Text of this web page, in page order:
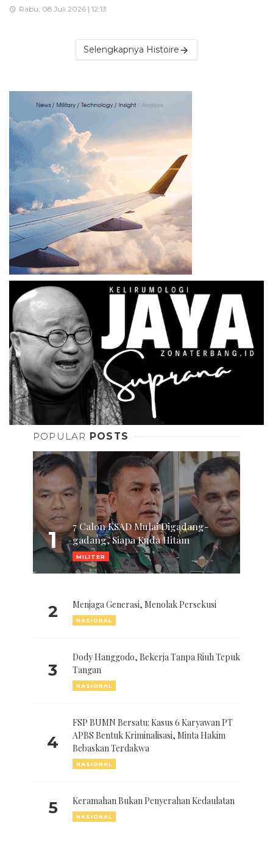
Rabu, 08 Juli 2026 | 12:13
Selengkapnya Histoire
POPULAR POSTS
1
7 Calon KSAD Mulai Digadang-
gadang, Siapa Kuda Hitam
MILITER
2 Menjaga Generasi, Menolak Persekusi
NASIONAL
3
Dody Hanggodo, Bekerja Tanpa Riuh Tepuk
Tangan
NASIONAL
4
FSP BUMN Bersatu: Kasus 6 Karyawan PT
APBS Bentuk Kriminalisasi, Minta Hakim
Bebaskan Terdakwa
NASIONAL
5 Keramahan Bukan Penyerahan Kedaulatan
NASIONAL